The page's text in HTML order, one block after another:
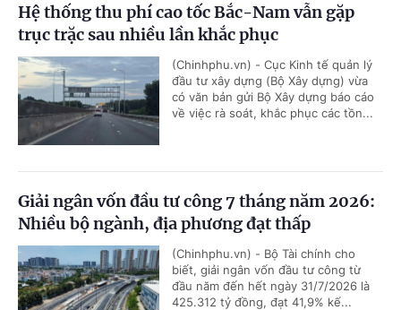
Hệ thống thu phí cao tốc Bắc-Nam vẫn gặp
trục trặc sau nhiều lần khắc phục
(Chinhphu.vn) - Cục Kinh tế quản lý
đầu tư xây dựng (Bộ Xây dựng) vừa
có văn bản gửi Bộ Xây dựng báo cáo
về việc rà soát, khắc phục các tồn...
Giải ngân vốn đầu tư công 7 tháng năm 2026:
Nhiều bộ ngành, địa phương đạt thấp
(Chinhphu.vn) - Bộ Tài chính cho
biết, giải ngân vốn đầu tư công từ
đầu năm đến hết ngày 31/7/2026 là
425.312 tỷ đồng, đạt 41,9% kế...